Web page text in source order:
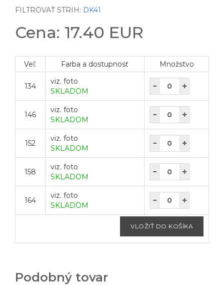
FILTROVAŤ STRIH: DK41
Cena: 17.40 EUR
Veľ. Farba a dostupnosť Množstvo
134
viz. foto
SKLADOM
146
viz. foto
SKLADOM
152
viz. foto
SKLADOM
158
viz. foto
SKLADOM
164
viz. foto
SKLADOM
Podobný tovar